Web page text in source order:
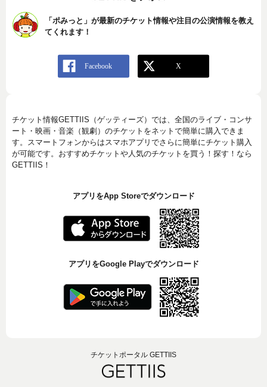
「ポみっと」が最新のチケット情報や注目の公演情報を教え
てくれます！
チケット情報GETTIIS（ゲッティーズ）では、全国のライブ・コンサ
ート・映画・音楽（観劇）のチケットをネットで簡単に購入できま
す。スマートフォンからはスマホアプリでさらに簡単にチケット購入
が可能です。おすすめチケットや人気のチケットを買う！探す！なら
GETTIIS！
アプリをApp Storeでダウンロード
アプリをGoogle Playでダウンロード
チケットポータル GETTIIS